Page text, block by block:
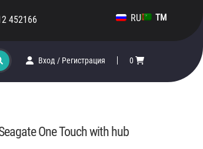
452166 RU TM
Вход / Регистрация 0
One Touch with hub